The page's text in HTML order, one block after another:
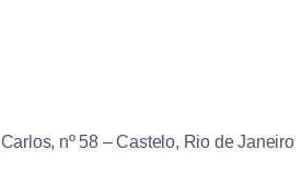
nº 58 – Castelo, Rio de Janeiro